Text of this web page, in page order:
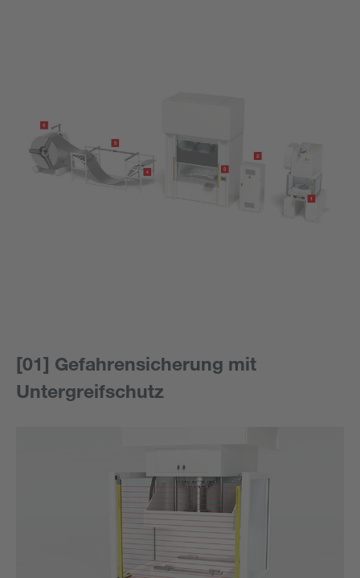
[01] Gefahrensicherung mit
Untergreifschutz